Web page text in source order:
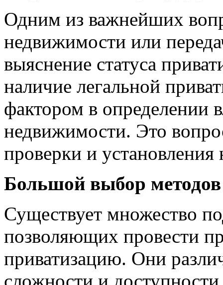
Одним из важнейших
недвижимости или
выяснение статуса
наличие легальной
фактором в определении
недвижимости. Это
проверки и
Большой выбор методов
Существует множество
позволяющих провести
приватизацию. Они
сложности и